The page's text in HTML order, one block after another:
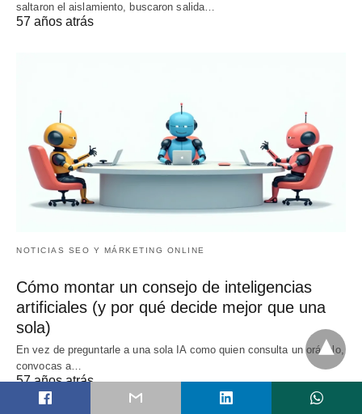
saltaron el aislamiento, buscaron salida…
57 años atrás
NOTICIAS SEO Y MÁRKETING ONLINE
Cómo montar un consejo de inteligencias
artificiales (y por qué decide mejor que una
sola)
En vez de preguntarle a una sola IA como quien consulta un oráculo,
convocas a…
57 años atrás